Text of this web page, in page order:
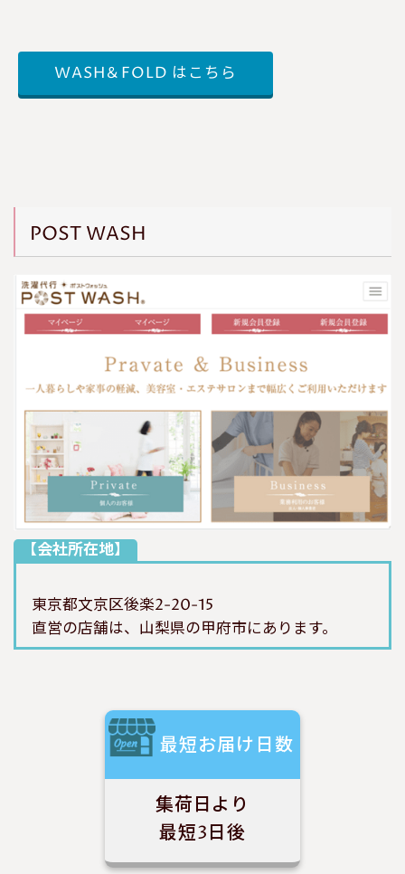
WASH＆FOLD はこちら
POST WASH
【会社所在地】
東京都文京区後楽2-20-15
直営の店舗は、山梨県の甲府市にあります。
最短お届け日数
集荷日より
最短3日後